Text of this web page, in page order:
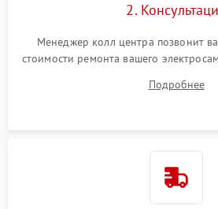
2.
Менеджер колл центра позвонит
стоимости ремонта вашего
Подробнее